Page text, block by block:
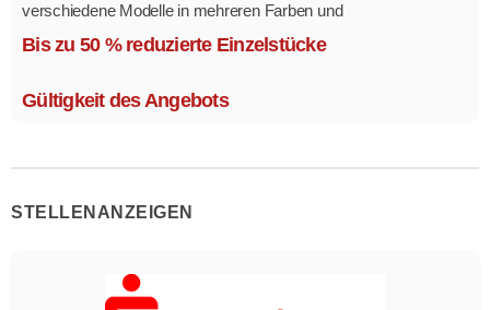
verschiedene Modelle in mehreren Farben und
Ausstattungsvarianten.
Bis zu 50 % reduzierte Einzelstücke
Gültigkeit des Angebots
STELLENANZEIGEN